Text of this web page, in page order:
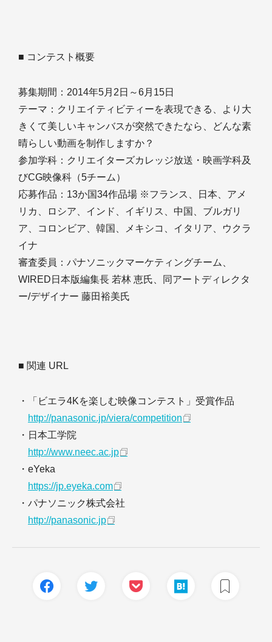
■ コンテスト概要
募集期間：2014年5月2日～6月15日
テーマ：クリエイティビティーを表現できる、より大
きくて美しいキャンバスが突然できたなら、どんな素
晴らしい動画を制作しますか？
参加学科：クリエイターズカレッジ放送・映画学科及
びCG映像科（5チーム）
応募作品：13か国34作品場 ※フランス、日本、アメ
リカ、ロシア、インド、イギリス、中国、ブルガリ
ア、コロンビア、韓国、メキシコ、イタリア、ウクラ
イナ
審査委員：パナソニックマーケティングチーム、
WIRED日本版編集長 若林 恵氏、同アートディレクタ
ー/デザイナー 藤田裕美氏
■ 関連 URL
・「ビエラ4Kを楽しむ映像コンテスト」受賞作品
http://panasonic.jp/viera/competition
・日本工学院
http://www.neec.ac.jp
・eYeka
https://jp.eyeka.com
・パナソニック株式会社
http://panasonic.jp